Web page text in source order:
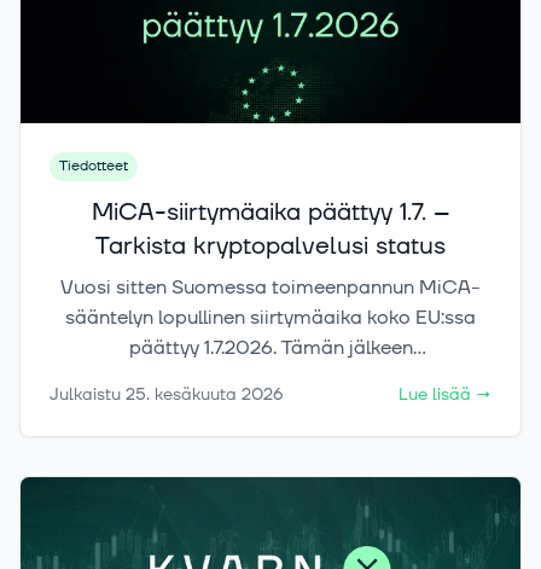
Tiedotteet
MiCA-siirtymäaika päättyy 1.7. –
Tarkista kryptopalvelusi status
Vuosi sitten Suomessa toimeenpannun MiCA-
sääntelyn lopullinen siirtymäaika koko EU:ssa
päättyy 1.7.2026. Tämän jälkeen
toimijat, joilla on asianmukainen CASP-
toimilupa tai muu sääntelyn mukainen oikeus
Julkaistu 25. kesäkuuta 2026 Lue lisää →